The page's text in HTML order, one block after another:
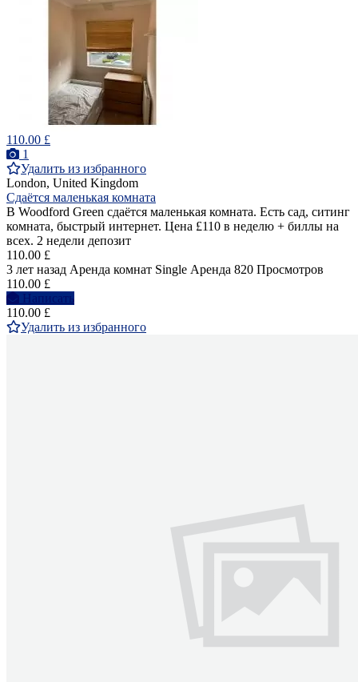
110.00 £
1
Удалить из избранного
London, United Kingdom
Сдаётся маленькая комната
В Woodford Green сдаётся маленькая комната. Есть сад, ситинг
комната, быстрый интернет. Цена £110 в неделю + биллы на
всех. 2 недели депозит
110.00 £
3 лет назад Аренда комнат Single Аренда 820 Просмотров
110.00 £
Написать
110.00 £
Удалить из избранного